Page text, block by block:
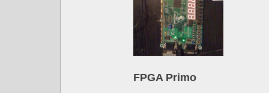
FPGA Primo